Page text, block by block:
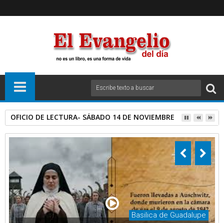
OFICIO DE LECTURA- SÁBADO 14 DE NOVIEMBRE DE 2020.
Basilica de Guadalupe